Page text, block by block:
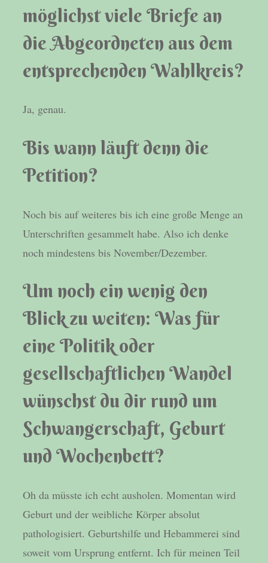
möglichst viele Briefe an
die Abgeordneten aus dem
entsprechenden Wahlkreis?
Ja, genau.
Bis wann läuft denn die
Petition?
Noch bis auf weiteres bis ich eine große Menge an
Unterschriften gesammelt habe. Also ich denke
noch mindestens bis November/Dezember.
Um noch ein wenig den
Blick zu weiten: Was für
eine Politik oder
gesellschaftlichen Wandel
wünschst du dir rund um
Schwangerschaft, Geburt
und Wochenbett?
Oh da müsste ich echt ausholen. Momentan wird
Geburt und der weibliche Körper absolut
pathologisiert. Geburtshilfe und Hebammerei sind
soweit vom Ursprung entfernt. Ich für meinen Teil